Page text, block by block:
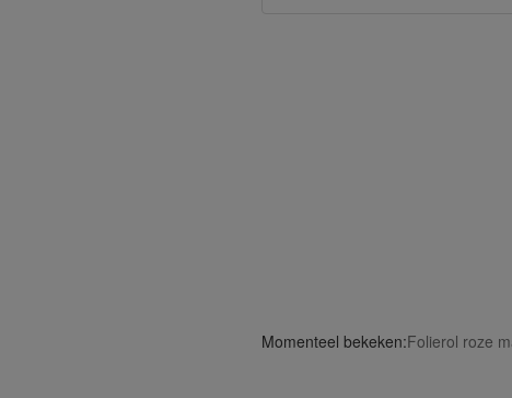
Momenteel bekeken:Folierol roze